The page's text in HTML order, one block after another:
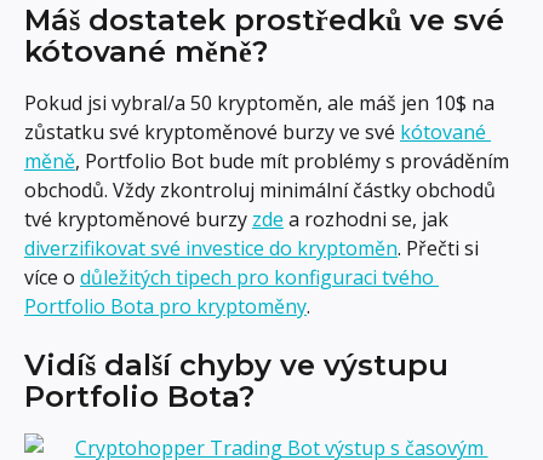
Máš dostatek prostředků ve své
kótované měně?
Pokud jsi vybral/a 50 kryptoměn, ale máš jen 10$ na
zůstatku své kryptoměnové burzy ve své kótované
měně, Portfolio Bot bude mít problémy s prováděním
obchodů. Vždy zkontroluj minimální částky obchodů
tvé kryptoměnové burzy zde a rozhodni se, jak
diverzifikovat své investice do kryptoměn. Přečti si
více o důležitých tipech pro konfiguraci tvého
Portfolio Bota pro kryptoměny.
Vidíš další chyby ve výstupu
Portfolio Bota?